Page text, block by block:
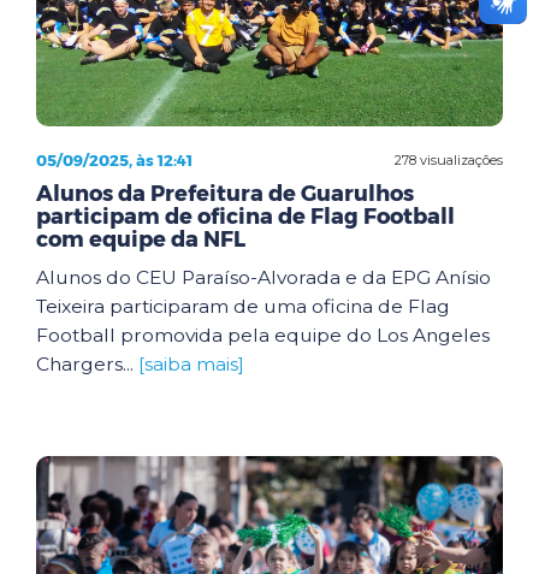
278 visualizações
05/09/2025, às 12:41
Alunos da Prefeitura de Guarulhos
participam de oficina de Flag Football
com equipe da NFL
Alunos do CEU Paraíso-Alvorada e da EPG Anísio
Teixeira participaram de uma oficina de Flag
Football promovida pela equipe do Los Angeles
Chargers... [saiba mais]